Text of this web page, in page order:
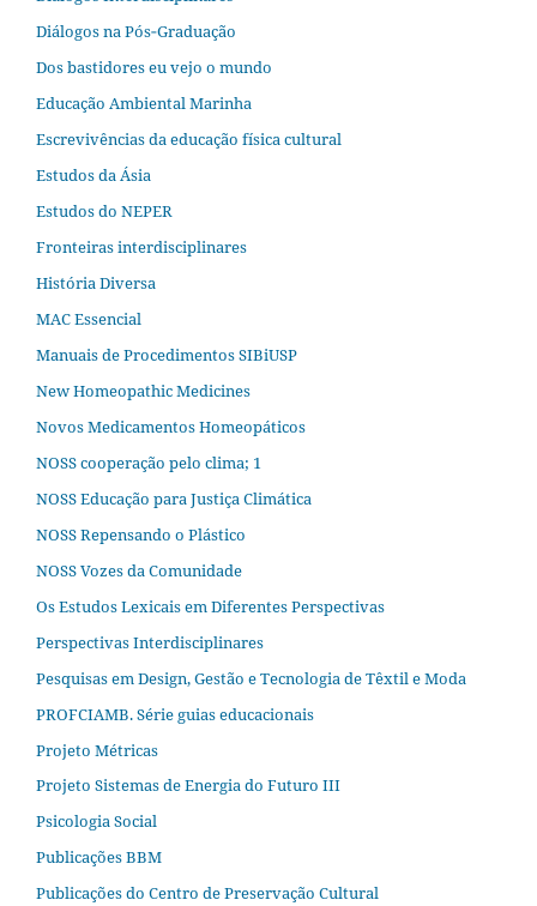
Diálogos na Pós‐Graduação
Dos bastidores eu vejo o mundo
Educação Ambiental Marinha
Escrevivências da educação física cultural
Estudos da Ásia​
Estudos do NEPER
Fronteiras interdisciplinares
História Diversa
MAC Essencial
Manuais de Procedimentos SIBiUSP
New Homeopathic Medicines
Novos Medicamentos Homeopáticos
NOSS cooperação pelo clima; 1
NOSS Educação para Justiça Climática
NOSS Repensando o Plástico
NOSS Vozes da Comunidade
Os Estudos Lexicais em Diferentes Perspectivas
Perspectivas Interdisciplinares
Pesquisas em Design, Gestão e Tecnologia de Têxtil e Moda
PROFCIAMB. Série guias educacionais
Projeto Métricas
Projeto Sistemas de Energia do Futuro III
Psicologia Social
Publicações BBM
Publicações do Centro de Preservação Cultural